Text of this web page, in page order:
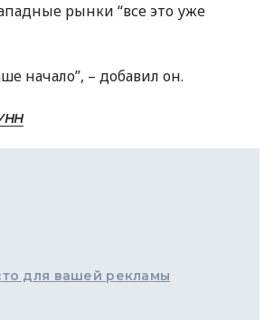
рынки “все это уже
начало”, – добавил он.
для вашей рекламы